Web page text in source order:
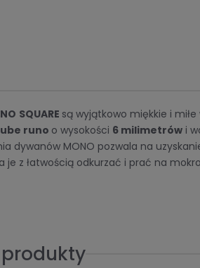
SQUARE są wyjątkowo miękkie i
runo o wysokości 6 milimetrów i
dywanów MONO pozwala na
je z łatwością odkurzać i prać na